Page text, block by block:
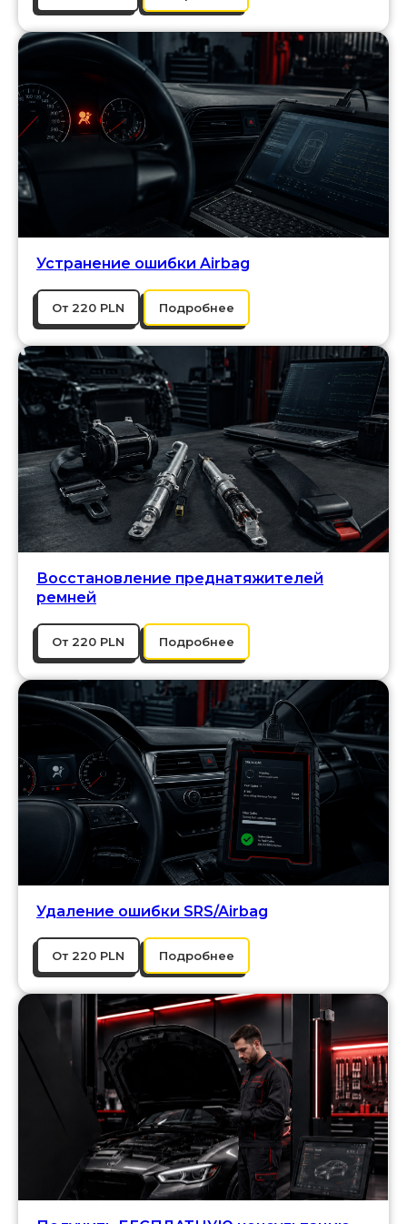
Устранение ошибки Airbag
От 220 PLN Подробнее
Восстановление преднатяжителей
ремней
От 220 PLN Подробнее
Удаление ошибки SRS/Airbag
От 220 PLN Подробнее